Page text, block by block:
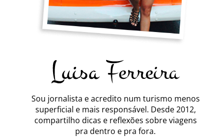
Sou jornalista e acredito num turismo menos
superficial e mais responsável. Desde 2012,
compartilho dicas e reflexões sobre viagens
pra dentro e pra fora.